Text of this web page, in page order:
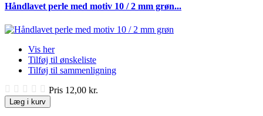
Håndlavet perle med motiv 10 / 2 mm grøn...
Vis her
Tilføj til ønskeliste
Tilføj til sammenligning
Pris 12,00 kr.
Læg i kurv